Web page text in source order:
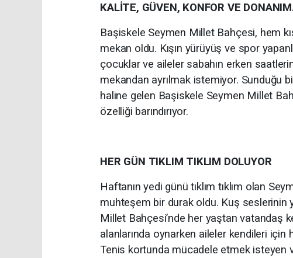
KALİTE, GÜVEN, KONFOR VE
Başiskele Seymen Millet Bahçesi, hem
mekan oldu. Kışın yürüyüş ve spor
çocuklar ve aileler sabahın erken
mekandan ayrılmak istemiyor. Sunduğu
haline gelen Başiskele Seymen Millet
özelliği barındırıyor.
HER GÜN TIKLIM TIKLIM DOLUYOR
Haftanın yedi günü tıklım tıklım olan
muhteşem bir durak oldu. Kuş
Millet Bahçesi’nde her yaştan vatandaş
alanlarında oynarken aileler kendileri için
Tenis kortunda mücadele etmek isteyen